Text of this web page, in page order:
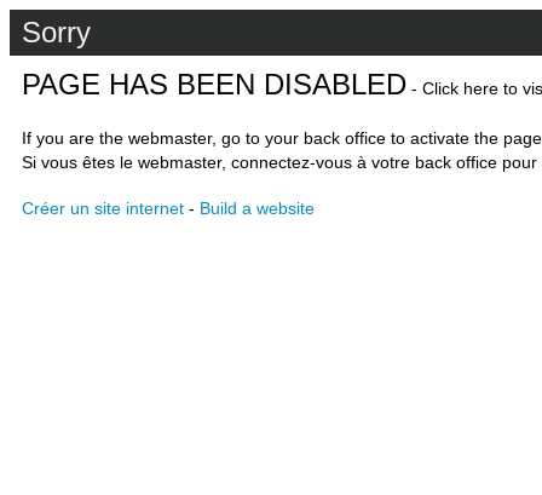
Sorry
PAGE HAS BEEN DISABLED - Click here to
If you are the webmaster, go to your back office to activate the
Si vous êtes le webmaster, connectez-vous à votre back office
Créer un site internet - Build a website